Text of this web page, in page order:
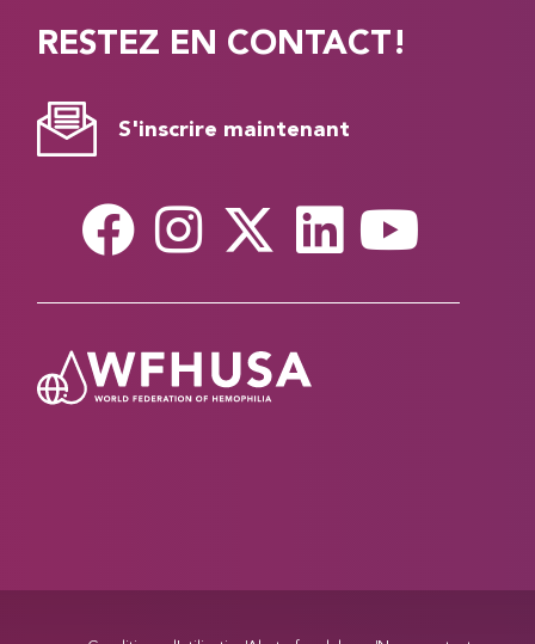
RESTEZ EN CONTACT!
S'inscrire maintenant